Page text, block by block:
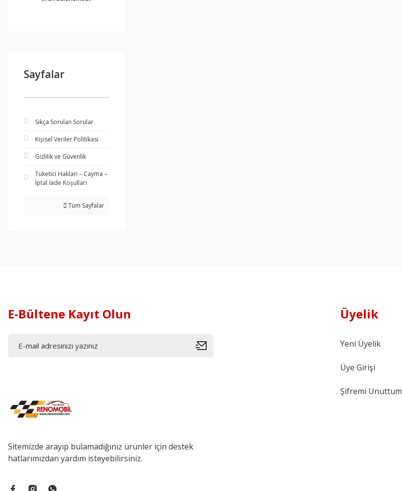
Sayfalar
Sıkça Sorulan Sorular
Kişisel Veriler Politikası
Gizlilik ve Güvenlik
Tüketici Haklari – Cayma –
İptal İade Koşullari
Tüm Sayfalar
E-Bültene Kayıt Olun
Sitemizde arayıp bulamadığınız ürünler için destek
hatlarımızdan yardım isteyebilirsiniz.
Üyelik
Yeni Üyelik
Üye Girişi
Şifremi Unuttum